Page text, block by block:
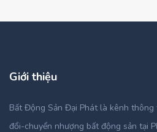
Giới thiệu
Bất Động Sản Đại Phát là kênh
đổi-chuyển nhượng bất động sản tại